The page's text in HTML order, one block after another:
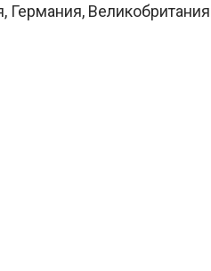
Германия, Великобритания